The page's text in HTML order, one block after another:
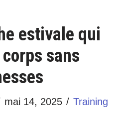
estivale qui
sans
mai 14, 2025 Training